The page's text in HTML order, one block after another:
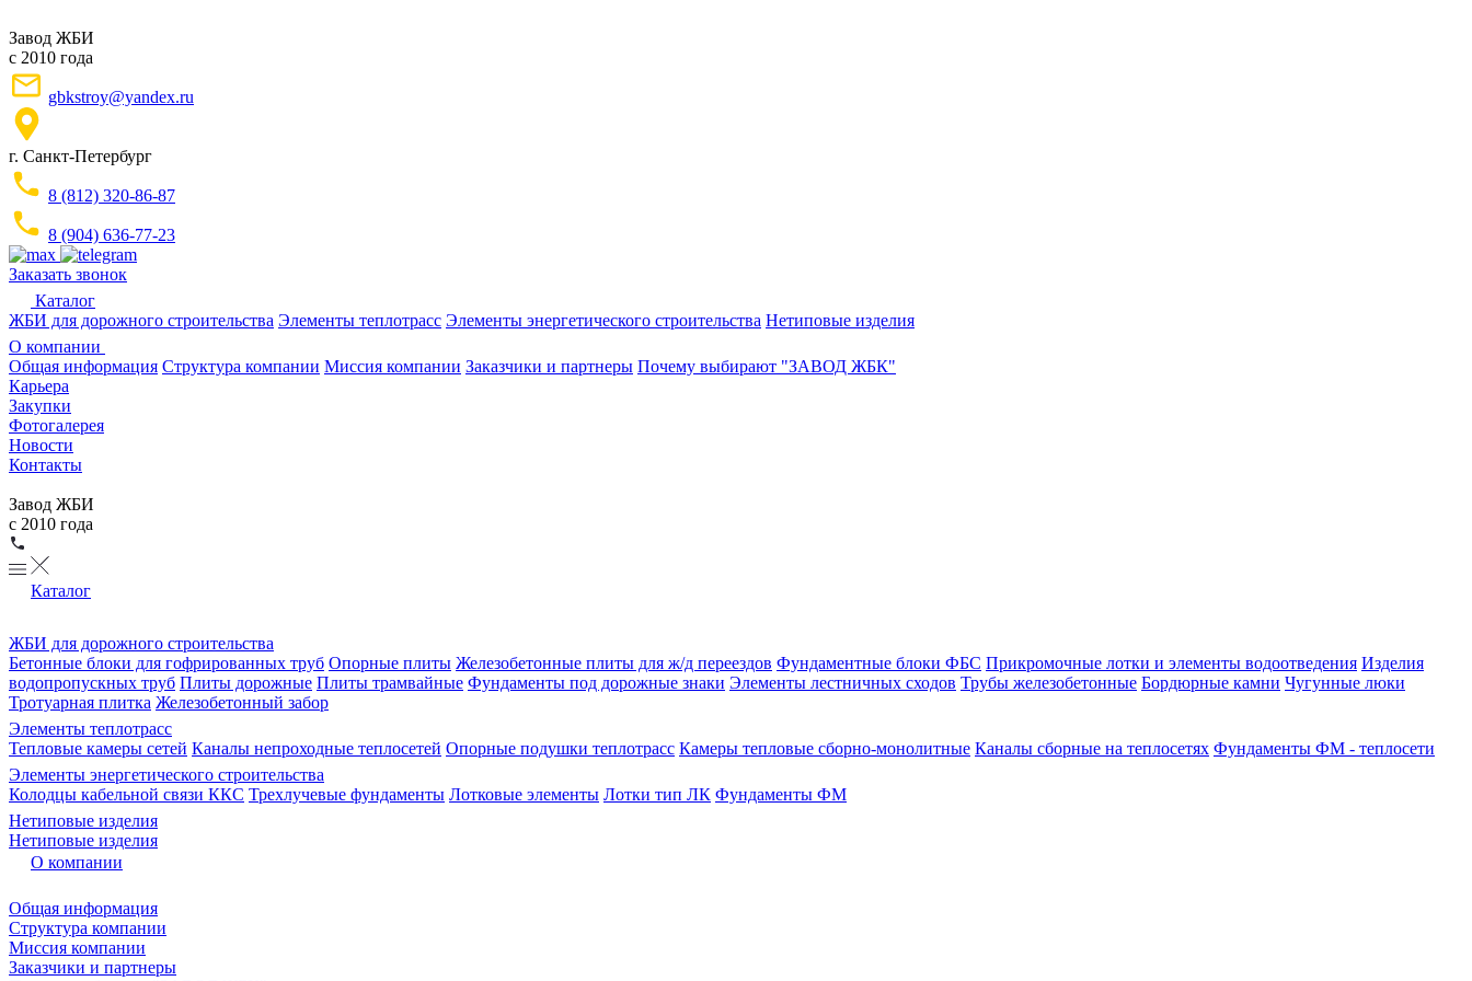
Завод ЖБИ
с 2010 года
gbkstroy@yandex.ru
г. Санкт-Петербург
8 (812) 320-86-87
8 (904) 636-77-23
Заказать звонок
Каталог
ЖБИ для дорожного строительства Элементы теплотрасс Элементы энергетического строительства Нетиповые изделия
О компании
Общая информация Структура компании Миссия компании Заказчики и партнеры Почему выбирают "ЗАВОД ЖБК"
Карьера
Закупки
Фотогалерея
Новости
Контакты
Завод ЖБИ
с 2010 года
Каталог
ЖБИ для дорожного строительства
Бетонные блоки для гофрированных труб Опорные плиты Железобетонные плиты для ж/д переездов Фундаментные блоки ФБС Прикромочные лотки и элементы водоотведения Изделия
водопропускных труб Плиты дорожные Плиты трамвайные Фундаменты под дорожные знаки Элементы лестничных сходов Трубы железобетонные Бордюрные камни Чугунные люки
Тротуарная плитка Железобетонный забор
Элементы теплотрасс
Тепловые камеры сетей Каналы непроходные теплосетей Опорные подушки теплотрасс Камеры тепловые сборно-монолитные Каналы сборные на теплосетях Фундаменты ФМ - теплосети
Элементы энергетического строительства
Колодцы кабельной связи ККС Трехлучевые фундаменты Лотковые элементы Лотки тип ЛК Фундаменты ФМ
Нетиповые изделия
Нетиповые изделия
О компании
Общая информация
Структура компании
Миссия компании
Заказчики и партнеры